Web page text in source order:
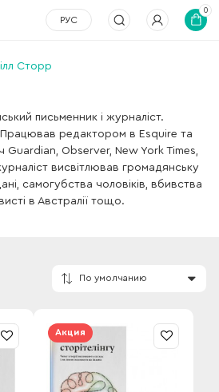
РУС
0
Сторр
письменник і журналіст.
редактором в Esquire та
Guardian, Observer, New York Times,
висвітлював громадянську
самогубства чоловіків, вбивства
в Австралії тощо.
По умолчанию
Акция